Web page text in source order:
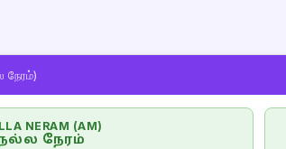
நேரம்)
NERAM (AM)
நேரம்